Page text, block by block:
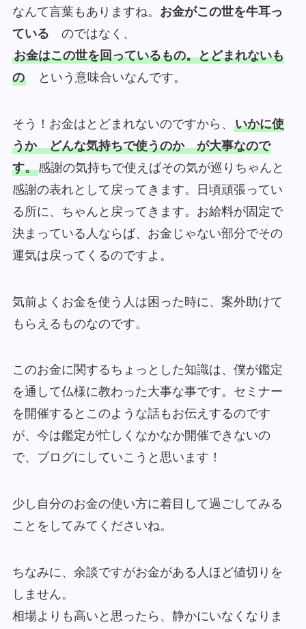
なんて言葉もありますね。 お金がこの世を牛耳っ
ている のではなく、
お金はこの世を回っているもの。とどまれないも
のという意味合いなんです。
そう！お金はとどまれないのですから、 いかに使
うか どんな気持ちで使うのか が大事なので
す。感謝の気持ちで使えばその気が巡りちゃんと
感謝の表れとして戻ってきます。日頃頑張ってい
る所に、ちゃんと戻ってきます。お給料が固定で
決まっている人ならば、お金じゃない部分でその
運気は戻ってくるのですよ。
気前よくお金を使う人は困った時に、案外助けて
もらえるものなのです。
このお金に関するちょっとした知識は、僕が鑑定
を通して仏様に教わった大事な事です。セミナー
を開催するとこのような話もお伝えするのです
が、今は鑑定が忙しくなかなか開催できないの
で、ブログにしていこうと思います！
少し自分のお金の使い方に着目して過ごしてみる
ことをしてみてくださいね。
ちなみに、余談ですがお金がある人ほど値切りを
しません。
相場よりも高いと思ったら、静かにいなくなりま